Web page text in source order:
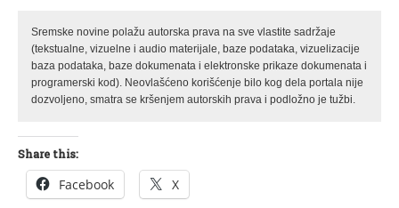
Sremske novine polažu autorska prava na sve vlastite sadržaje
(tekstualne, vizuelne i audio materijale, baze podataka, vizuelizacije
baza podataka, baze dokumenata i elektronske prikaze dokumenata i
programerski kod). Neovlašćeno korišćenje bilo kog dela portala nije
dozvoljeno, smatra se kršenjem autorskih prava i podložno je tužbi.
Share this:
Facebook X